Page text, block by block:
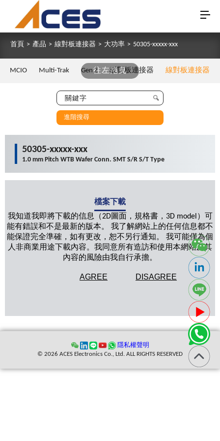
首頁 > 產品 > 線對板連接器 > 大功率 > 50305-xxxxx-xxx
往左拖曳
MCIO Multi-Trak Gen Z 板對板連接器 線對板連接器
進階搜尋
50305-xxxxx-xxx
1.0 mm Pitch WTB Wafer Conn. SMT S/R S/T Type
檔案下載
我知道我即將下載的信息（2D圖面，規格書，3D model）可
能有錯誤和不是最新的版本。 我了解網站上的任何信息都不
能保證完全準確，如有更改，恕不另行通知。 我可能僅為個
人非商業用途下載內容。我同意所有造訪和使用本網站及其
內容的風險由我自行承擔。
AGREE DISAGREE
隱私權聲明
© 2026 ACES Electronics Co., Ltd. ALL RIGHTS RESERVED